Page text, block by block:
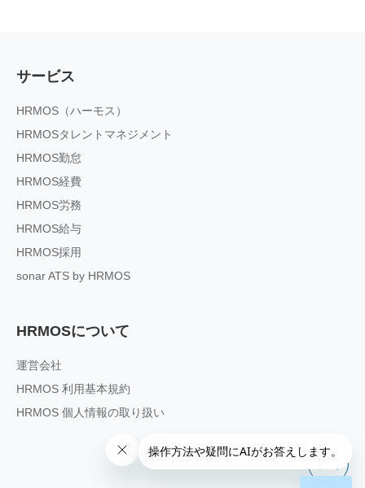
サービス
HRMOS（ハーモス）
HRMOSタレントマネジメント
HRMOS勤怠
HRMOS経費
HRMOS労務
HRMOS給与
HRMOS採用
sonar ATS by HRMOS
HRMOSについて
運営会社
HRMOS 利用基本規約
HRMOS 個人情報の取り扱い